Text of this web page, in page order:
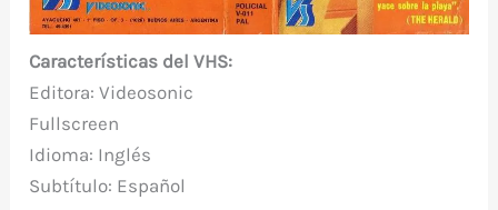
Características del VHS:
Editora: Videosonic
Fullscreen
Idioma: Inglés
Subtítulo: Español